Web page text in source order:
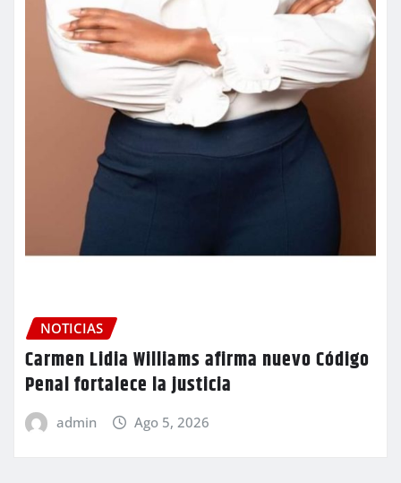
NOTICIAS
Carmen Lidia Williams afirma nuevo Código
Penal fortalece la justicia
admin Ago 5, 2026